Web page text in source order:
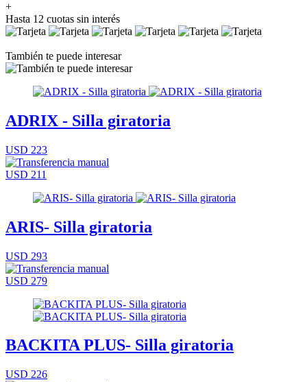
+
Hasta 12 cuotas sin interés
También te puede interesar
ADRIX - Silla giratoria
USD 223
USD 211
ARIS- Silla giratoria
USD 293
USD 279
BACKITA PLUS- Silla giratoria
USD 226